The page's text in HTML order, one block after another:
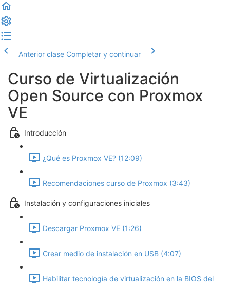
Anterior clase Completar y continuar
Curso de Virtualización
Open Source con Proxmox
VE
Introducción
¿Qué es Proxmox VE? (12:09)
Recomendaciones curso de Proxmox (3:43)
Instalación y configuraciones iniciales
Descargar Proxmox VE (1:26)
Crear medio de instalación en USB (4:07)
Habilitar tecnología de virtualización en la BIOS del